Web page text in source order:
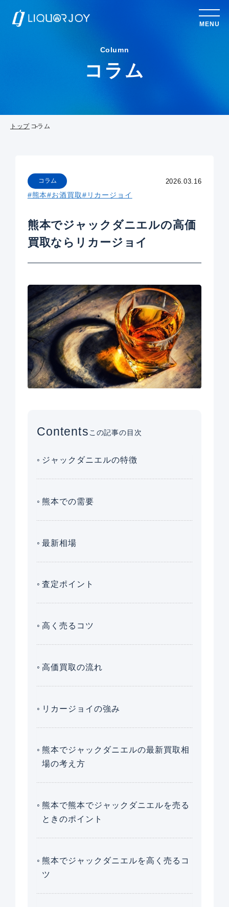
MENU
Column
コラム
トップ コラム
2026.03.16
コラム
#熊本#お酒買取#リカージョイ
熊本でジャックダニエルの高価
買取ならリカージョイ
Contentsこの記事の目次
ジャックダニエルの特徴
熊本での需要
最新相場
査定ポイント
高く売るコツ
高価買取の流れ
リカージョイの強み
熊本でジャックダニエルの最新買取相
場の考え方
熊本で熊本でジャックダニエルを売る
ときのポイント
熊本でジャックダニエルを高く売るコ
ツ